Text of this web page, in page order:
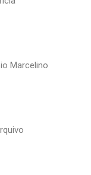
Marcelino